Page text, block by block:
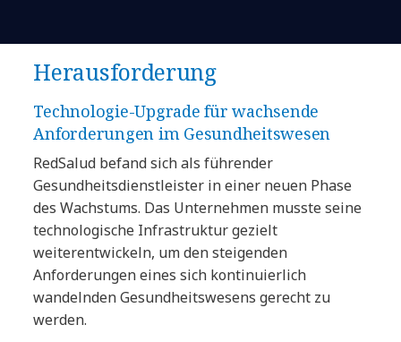
Herausforderung
Technologie-Upgrade für wachsende
Anforderungen im Gesundheitswesen
RedSalud befand sich als führender
Gesundheitsdienstleister in einer neuen Phase
des Wachstums. Das Unternehmen musste seine
technologische Infrastruktur gezielt
weiterentwickeln, um den steigenden
Anforderungen eines sich kontinuierlich
wandelnden Gesundheitswesens gerecht zu
werden.